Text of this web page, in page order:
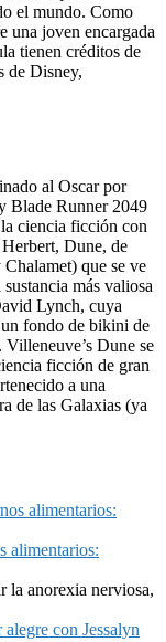
el mundo. Como
una joven encargada
tienen créditos de
de Disney,
al Oscar por
Blade Runner 2049
ciencia ficción con
Dune, de
que se ve
más valiosa
Lynch, cuya
fondo de bikini de
Dune se
ficción de gran
a una
de las Galaxias (ya
alimentarios:
la anorexia nerviosa,
alegre con Jessalyn